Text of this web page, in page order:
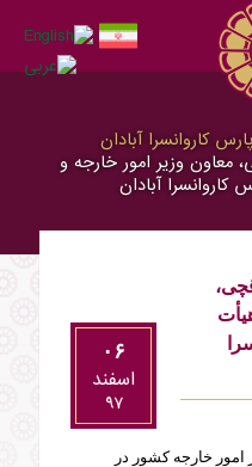
کاروانسرا آبادان
معاون وزیر امور خارجه و
آبادان
۰۶
اسفند
۹۷
خارجه کشور در